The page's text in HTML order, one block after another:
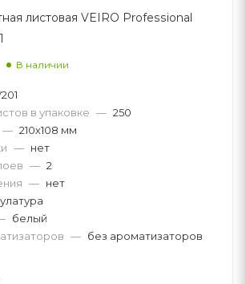
листовая VEIRO Professional
В наличии
в упаковке — 250
— 210х108 мм
— нет
— 2
— нет
белый
— без ароматизаторов